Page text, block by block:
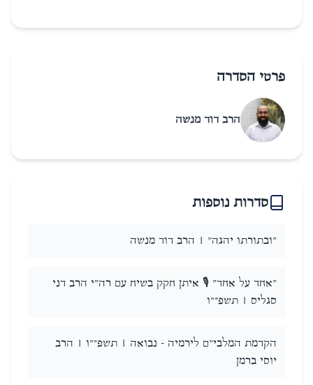
פרטי הסדרה
הרב דוד מנשה
סדרות נוספות
"ובתורתו יהגה" | הרב דוד מנשה
"אחד על אחד" 🎙️ איתן חקק בשיח עם רה"י הרב דני
סגליס | תשפ״"ו
הקדמת המלבי"ם לירמיה - נבואה | תשפ״"ו | הרב
יוסי ברמן